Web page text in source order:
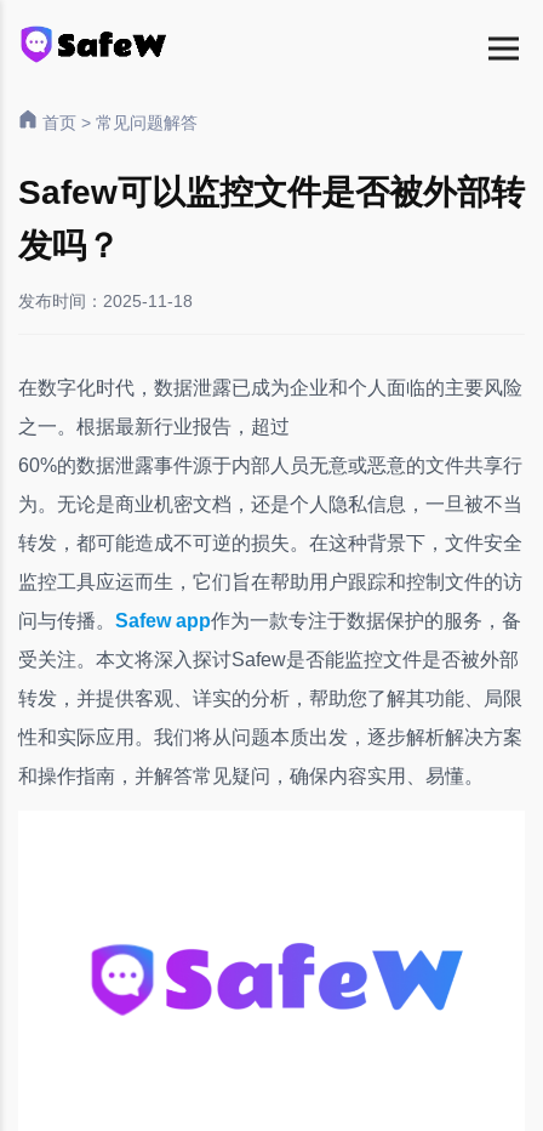
首页 > 常见问题解答
Safew可以监控文件是否被外部转
发吗？
发布时间：2025-11-18
在数字化时代，数据泄露已成为企业和个人面临的主要风险
之一。根据最新行业报告，超过
60%的数据泄露事件源于内部人员无意或恶意的文件共享行
为。无论是商业机密文档，还是个人隐私信息，一旦被不当
转发，都可能造成不可逆的损失。在这种背景下，文件安全
监控工具应运而生，它们旨在帮助用户跟踪和控制文件的访
问与传播。 Safew app作为一款专注于数据保护的服务，备
受关注。本文将深入探讨Safew是否能监控文件是否被外部
转发，并提供客观、详实的分析，帮助您了解其功能、局限
性和实际应用。我们将从问题本质出发，逐步解析解决方案
和操作指南，并解答常见疑问，确保内容实用、易懂。